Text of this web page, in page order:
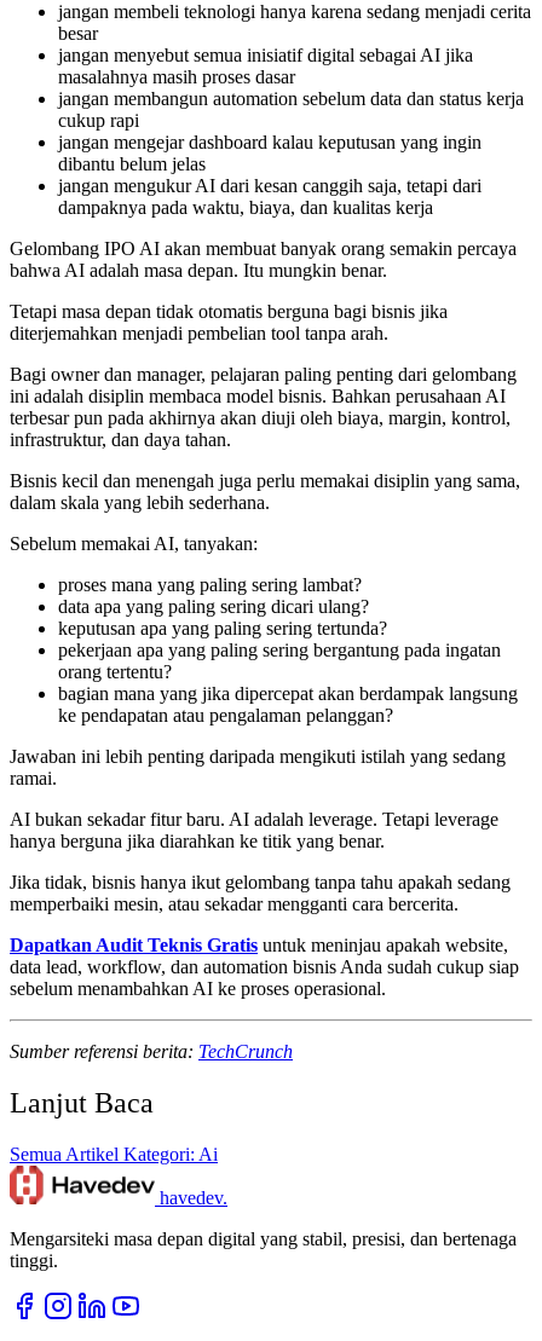
jangan membeli teknologi hanya karena sedang menjadi cerita
besar
jangan menyebut semua inisiatif digital sebagai AI jika
masalahnya masih proses dasar
jangan membangun automation sebelum data dan status kerja
cukup rapi
jangan mengejar dashboard kalau keputusan yang ingin
dibantu belum jelas
jangan mengukur AI dari kesan canggih saja, tetapi dari
dampaknya pada waktu, biaya, dan kualitas kerja
Gelombang IPO AI akan membuat banyak orang semakin percaya
bahwa AI adalah masa depan. Itu mungkin benar.
Tetapi masa depan tidak otomatis berguna bagi bisnis jika
diterjemahkan menjadi pembelian tool tanpa arah.
Bagi owner dan manager, pelajaran paling penting dari gelombang
ini adalah disiplin membaca model bisnis. Bahkan perusahaan AI
terbesar pun pada akhirnya akan diuji oleh biaya, margin, kontrol,
infrastruktur, dan daya tahan.
Bisnis kecil dan menengah juga perlu memakai disiplin yang sama,
dalam skala yang lebih sederhana.
Sebelum memakai AI, tanyakan:
proses mana yang paling sering lambat?
data apa yang paling sering dicari ulang?
keputusan apa yang paling sering tertunda?
pekerjaan apa yang paling sering bergantung pada ingatan
orang tertentu?
bagian mana yang jika dipercepat akan berdampak langsung
ke pendapatan atau pengalaman pelanggan?
Jawaban ini lebih penting daripada mengikuti istilah yang sedang
ramai.
AI bukan sekadar fitur baru. AI adalah leverage. Tetapi leverage
hanya berguna jika diarahkan ke titik yang benar.
Jika tidak, bisnis hanya ikut gelombang tanpa tahu apakah sedang
memperbaiki mesin, atau sekadar mengganti cara bercerita.
Dapatkan Audit Teknis Gratis untuk meninjau apakah website,
data lead, workflow, dan automation bisnis Anda sudah cukup siap
sebelum menambahkan AI ke proses operasional.
Sumber referensi berita: TechCrunch
Lanjut Baca
Semua Artikel Kategori: Ai
havedev.
Mengarsiteki masa depan digital yang stabil, presisi, dan bertenaga
tinggi.